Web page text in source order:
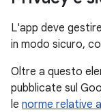
L'app deve
in modo sicuro,
Oltre a questo
pubblicate sul
le norme relative